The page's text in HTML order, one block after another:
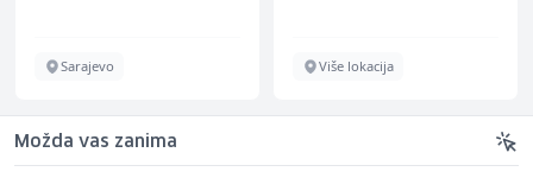
Sarajevo Više lokacija
Možda vas zanima